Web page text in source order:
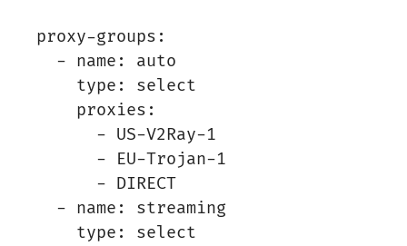
proxy-groups:
  - name: auto
    type: select
    proxies:
      - US-V2Ray-1
      - EU-Trojan-1
      - DIRECT
  - name: streaming
    type: select